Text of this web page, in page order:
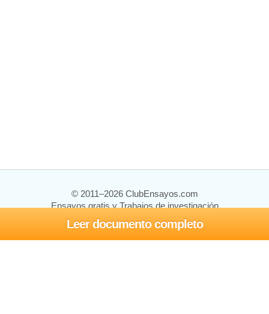
Leer documento completo
© 2011–2026 ClubEnsayos.com
Ensayos gratis y Trabajos de investigación